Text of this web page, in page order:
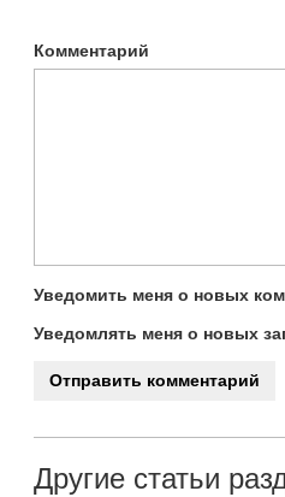
Комментарий
Уведомить меня о новых
Уведомлять меня о новых
Другие статьи